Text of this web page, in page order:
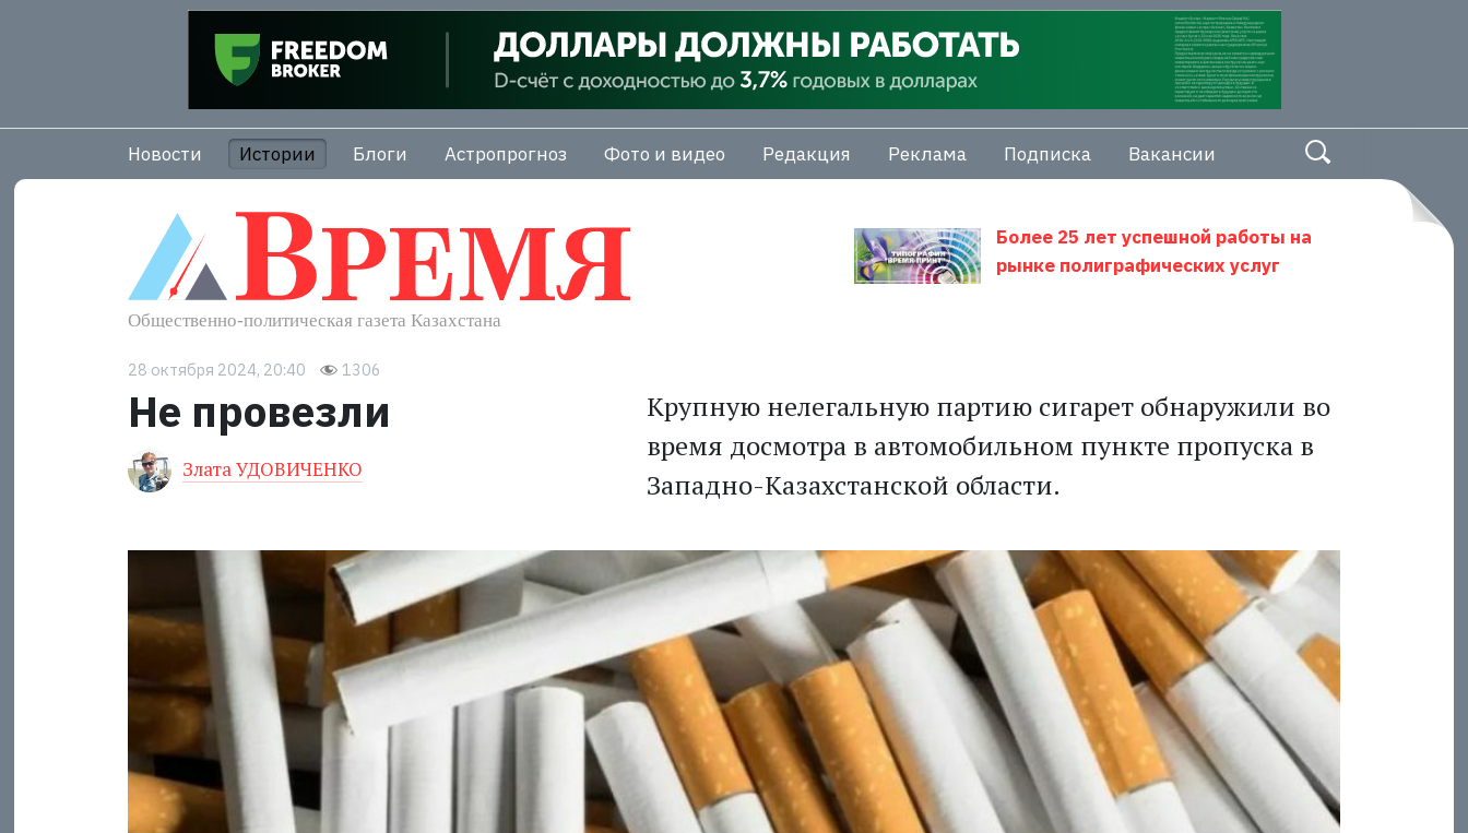
Новости Истории Блоги Астропрогноз Фото и видео Редакция Реклама Подписка Вакансии
Более 25 лет успешной работы на
рынке полиграфических услуг
28 октября 2024, 20:40 1306
Не провезли
Злата УДОВИЧЕНКО
Крупную нелегальную партию сигарет обнаружили во
время досмотра в автомобильном пункте пропуска в
Западно-Казахстанской области.